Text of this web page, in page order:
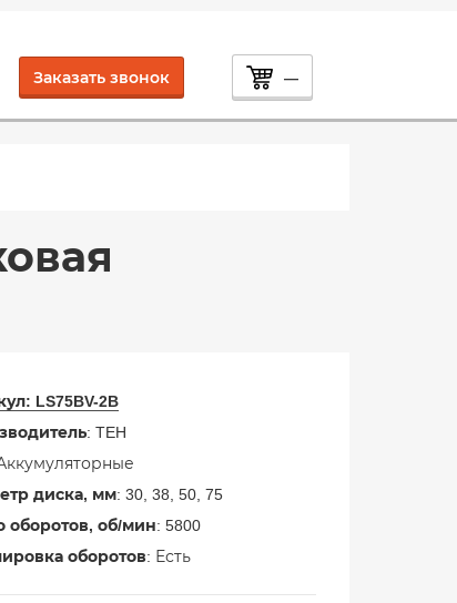
Заказать звонок —
LS75BV-2B
: TEH
диска, мм: 30, 38, 50, 75
оборотов, об/мин: 5800
оборотов: Есть